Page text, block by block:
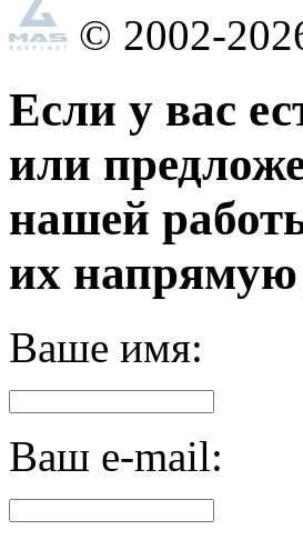
© 2002-
Если у вас
или
нашей
их напрямую
Ваше имя:
Ваш e-mail: